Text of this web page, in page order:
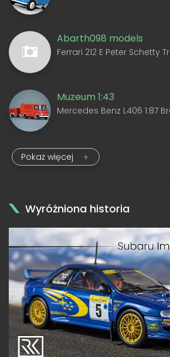
Abarth098 models
Ferrari 212 E Peter Schetty
Muzeum 1:43
Mercedes Benz L406 1:87
Pokaż więcej
Wyróżniona historia